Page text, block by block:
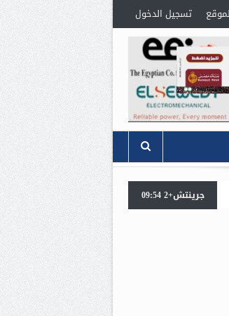
تسجيل الدخول
القابضة للبترول» تنظم لقاءً توعويًا حول
جرينتش+2 09:54